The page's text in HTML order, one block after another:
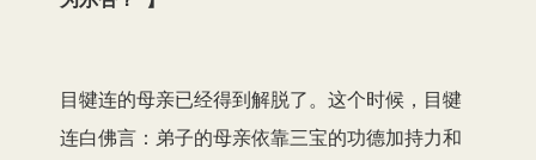
目犍连的母亲已经得到解脱了。这个时候，目犍
连白佛言：弟子的母亲依靠三宝的功德加持力和